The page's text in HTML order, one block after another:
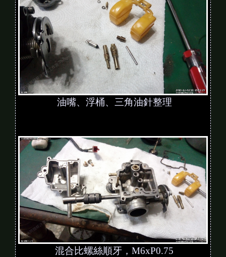
油嘴、浮桶、三角油針整理
混合比螺絲順牙，M6xP0.75